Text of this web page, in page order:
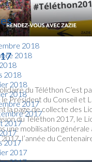
du Téléthon C’est
Président du Conseil et
la page de collecte des
du Téléthon 2017, le
une mobilisation générale
l’année du
2018
2018
2018
2018
2018
2017
2017
2017
2017
2017